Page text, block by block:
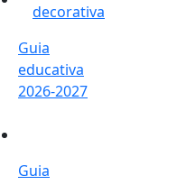
Guia
educativa
2026-2027
Guia